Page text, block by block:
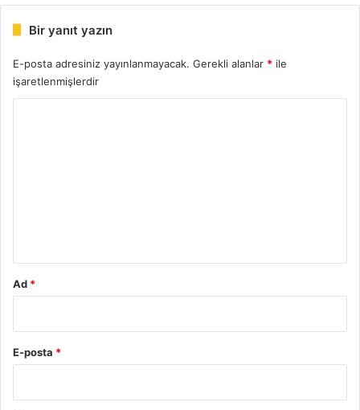
Bir yanıt yazın
E-posta adresiniz yayınlanmayacak. Gerekli alanlar * ile
işaretlenmişlerdir
Ad *
E-posta *